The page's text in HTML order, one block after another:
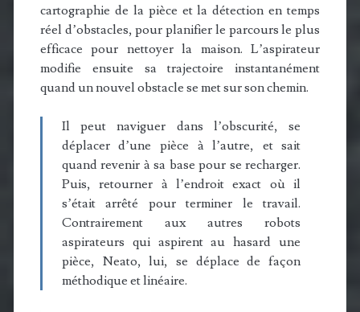
cartographie de la pièce et la détection en temps
réel d’obstacles, pour planifier le parcours le plus
efficace pour nettoyer la maison. L’aspirateur
modifie ensuite sa trajectoire instantanément
quand un nouvel obstacle se met sur son chemin.
Il peut naviguer dans l’obscurité, se
déplacer d’une pièce à l’autre, et sait
quand revenir à sa base pour se recharger.
Puis, retourner à l’endroit exact où il
s’était arrêté pour terminer le travail.
Contrairement aux autres robots
aspirateurs qui aspirent au hasard une
pièce, Neato, lui, se déplace de façon
méthodique et linéaire.